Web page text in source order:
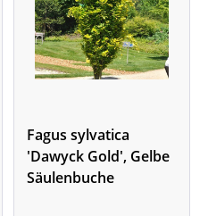
Fagus sylvatica
'Dawyck Gold', Gelbe
Säulenbuche